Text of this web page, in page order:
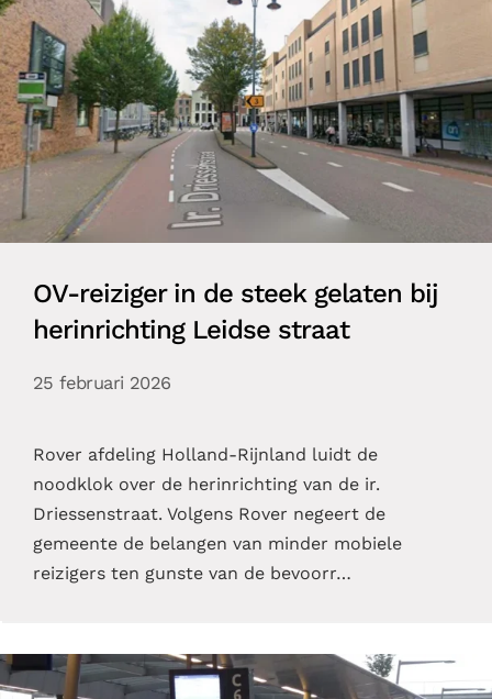
OV-reiziger in de steek gelaten bij
herinrichting Leidse straat
25 februari 2026
Rover afdeling Holland-Rijnland luidt de
noodklok over de herinrichting van de ir.
Driessenstraat. Volgens Rover negeert de
gemeente de belangen van minder mobiele
reizigers ten gunste van de bevoorr…